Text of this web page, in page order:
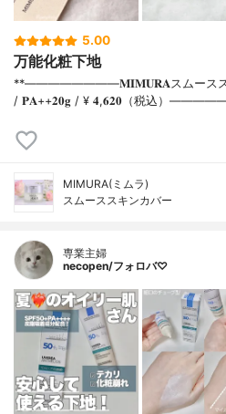
5.00
万能化粧下地
**⁡⁡⁡————————⁡𝐌𝐈𝐌𝐔𝐑𝐀スムーススキ
/ 𝐏𝐀++⁡𝟐𝟎𝐠 / ¥ 𝟒,𝟔𝟐𝟎（税込）⁡
MIMURA(ミムラ)
スムーススキンカバー
専業主婦
necopen/フォロバ♡